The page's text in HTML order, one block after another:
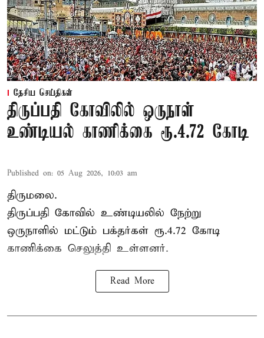
தேசிய செய்திகள்
திருப்பதி கோவிலில் ஒருநாள்
உண்டியல் காணிக்கை ரூ.4.72 கோடி
Published on: 05 Aug 2026, 10:03 am
திருமலை.
திருப்பதி கோவில் உண்டியலில் நேற்று
ஒருநாளில் மட்டும் பக்தர்கள் ரூ.4.72 கோடி
காணிக்கை செலுத்தி உள்ளனர்.
Read More